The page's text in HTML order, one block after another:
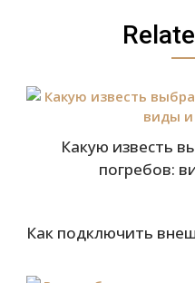
Какую известь
погребов:
Как подключить